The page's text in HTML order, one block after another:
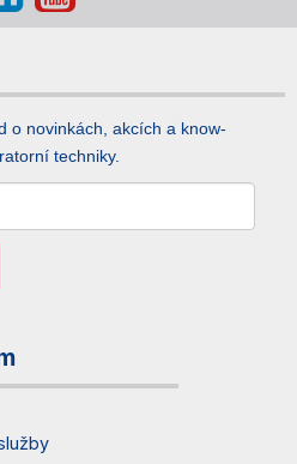
o novinkách, akcích a know-
techniky.